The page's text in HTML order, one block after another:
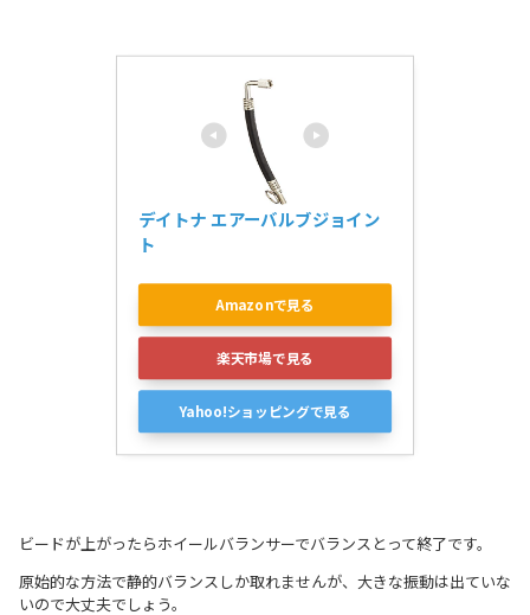
デイトナ エアーバルブジョイン
ト
Amazonで見る
楽天市場で見る
Yahoo!ショッピングで見る
ビードが上がったらホイールバランサーでバランスとって終了です。
原始的な方法で静的バランスしか取れませんが、大きな振動は出ていな
いので大丈夫でしょう。